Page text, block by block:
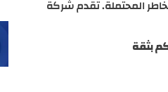
المحتملة. تقدم شركة
بثقة